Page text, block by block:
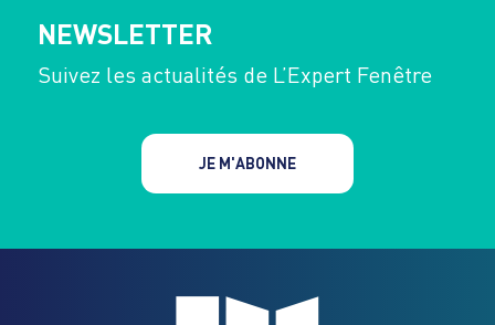
NEWSLETTER
Suivez les actualités de L’Expert Fenêtre
JE M'ABONNE